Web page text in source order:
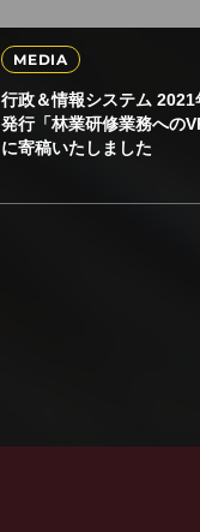
MEDIA
行政＆情報システム 2021
発行「林業研修業務への
に寄稿いたしました